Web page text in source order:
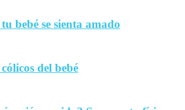
bebé se sienta amado
del bebé